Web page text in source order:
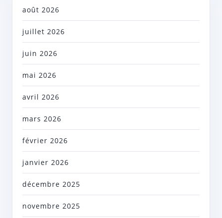
août 2026
juillet 2026
juin 2026
mai 2026
avril 2026
mars 2026
février 2026
janvier 2026
décembre 2025
novembre 2025